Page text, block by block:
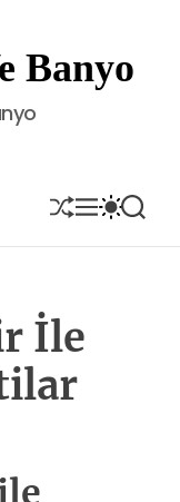
Banyo
S
H
U
E
M
E
N
S
W
I
S
E
A
İle